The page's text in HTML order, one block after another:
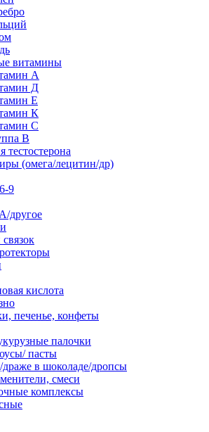
витамины
А
Д
Е
К
С
В
(омега/лецитин/др)
9
другое
кислота
печенье, конфеты
палочки
пасты
в шоколаде/дропсы
смеси
комплексы